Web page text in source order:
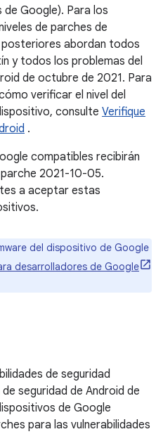
Google). Para los
de parches de
abordan todos
y todos los problemas del
de octubre de 2021. Para
verificar el nivel del
consulte Verifique
.
compatibles recibirán
2021-10-05.
a aceptar estas
del dispositivo de Google
desarrolladores de Google
de seguridad
seguridad de Android de
de Google
para las vulnerabilidades